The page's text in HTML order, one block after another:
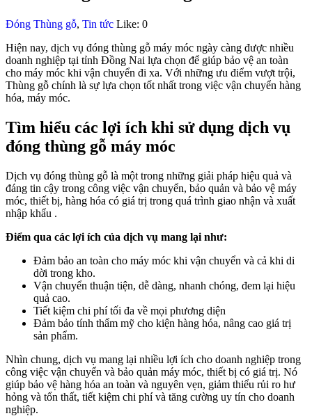
Đóng Thùng gỗ, Tin tức Like: 0
Hiện nay, dịch vụ đóng thùng gỗ máy móc ngày càng được nhiều
doanh nghiệp tại tỉnh Đồng Nai lựa chọn để giúp bảo vệ an toàn
cho máy móc khi vận chuyển đi xa. Với những ưu điểm vượt trội,
Thùng gỗ chính là sự lựa chọn tốt nhất trong việc vận chuyển hàng
hóa, máy móc.
Tìm hiểu các lợi ích khi sử dụng dịch vụ
đóng thùng gỗ máy móc
Dịch vụ đóng thùng gỗ là một trong những giải pháp hiệu quả và
đáng tin cậy trong công việc vận chuyển, bảo quản và bảo vệ máy
móc, thiết bị, hàng hóa có giá trị trong quá trình giao nhận và xuất
nhập khẩu .
Điểm qua các lợi ích của dịch vụ mang lại như:
Đảm bảo an toàn cho máy móc khi vận chuyển và cả khi di
dời trong kho.
Vận chuyển thuận tiện, dễ dàng, nhanh chóng, đem lại hiệu
quả cao.
Tiết kiệm chi phí tối đa về mọi phương diện
Đảm bảo tính thẩm mỹ cho kiện hàng hóa, nâng cao giá trị
sản phẩm.
Nhìn chung, dịch vụ mang lại nhiều lợi ích cho doanh nghiệp trong
công việc vận chuyển và bảo quản máy móc, thiết bị có giá trị. Nó
giúp bảo vệ hàng hóa an toàn và nguyên vẹn, giảm thiểu rủi ro hư
hỏng và tổn thất, tiết kiệm chi phí và tăng cường uy tín cho doanh
nghiệp.